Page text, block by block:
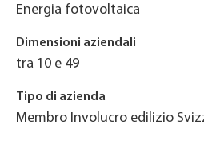
Energia fotovoltaica
Dimensioni aziendali
tra 10 e 49
Tipo di azienda
Membro Involucro edilizio